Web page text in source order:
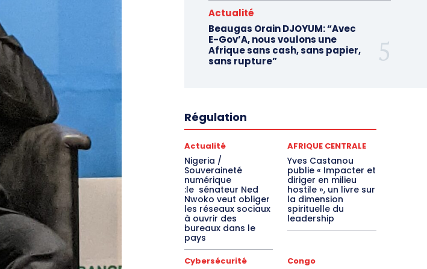
Actualité
Beaugas Orain DJOYUM: “Avec
E-Gov’A, nous voulons une
Afrique sans cash, sans papier,
sans rupture”
Régulation
Actualité
Nigeria /
Souveraineté
numérique
:le sénateur Ned
Nwoko veut obliger
les réseaux sociaux
à ouvrir des
bureaux dans le
pays
AFRIQUE CENTRALE
Yves Castanou
publie « Impacter et
diriger en milieu
hostile », un livre sur
la dimension
spirituelle du
leadership
Cybersécurité Congo